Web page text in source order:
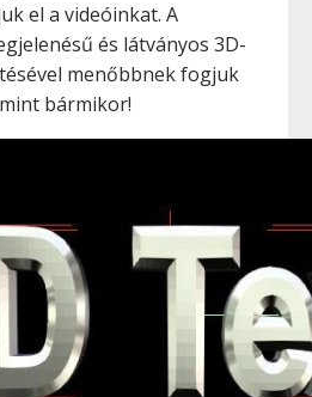
el a videóinkat. A
és látványos 3D-
menőbbnek fogjuk
bármikor!